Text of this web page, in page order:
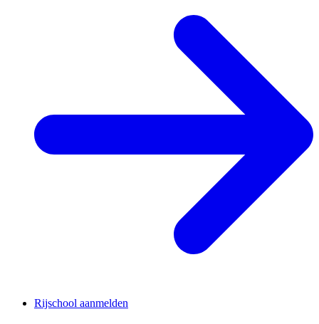
Rijschool aanmelden